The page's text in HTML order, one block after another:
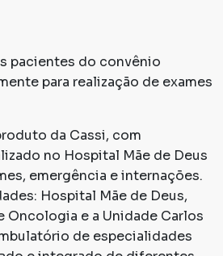
pacientes do convênio
para realização de exames
da Cassi, com
no Hospital Mãe de Deus
emergência e internações.
Hospital Mãe de Deus,
Oncologia e a Unidade Carlos
de especialidades